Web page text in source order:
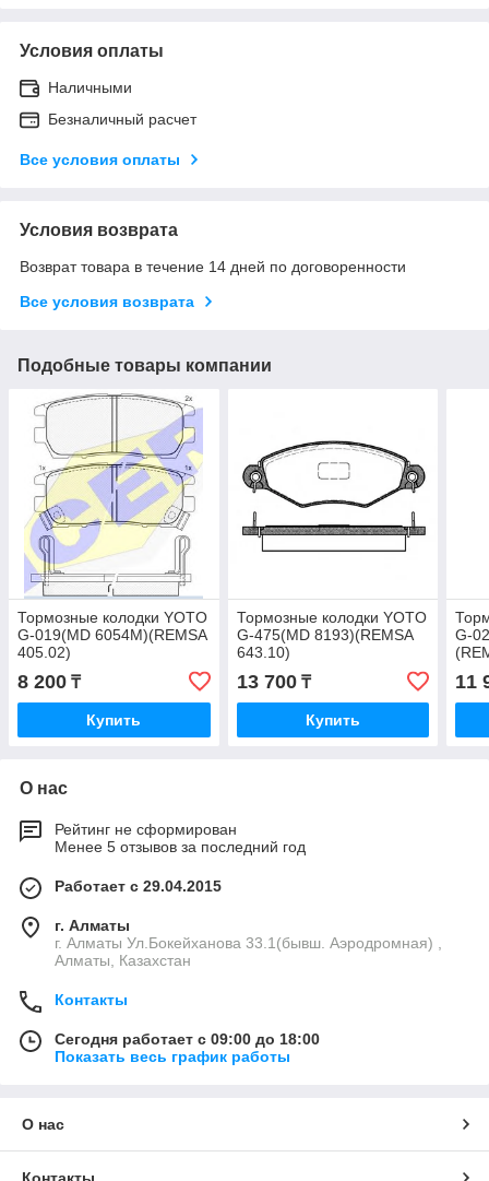
Условия оплаты
Наличными
Безналичный расчет
Все условия оплаты
Условия возврата
Возврат товара в течение 14 дней по договоренности
Все условия возврата
Подобные товары компании
Тормозные колодки YOTO
G-019(MD 6054M)(REMSA
405.02)
8 200 ₸
Купить
Тормозные колодки YOTO
G-475(MD 8193)(REMSA
643.10)
13 700₸
Купить
G-
11
О нас
Рейтинг не сформирован
Менее 5 отзывов за последний год
Работает с 29.04.2015
г. Алматы
г. Алматы Ул.Бокейханова 33.1(бывш. Аэродромная) ,
Алматы, Казахстан
Контакты
Сегодня работает с 09:00 до 18:00
Показать весь график работы
О нас